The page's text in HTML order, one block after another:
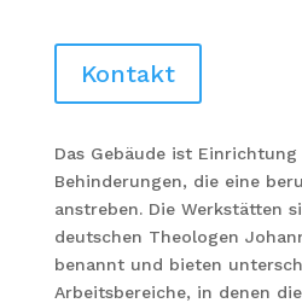
Kontakt
Das Gebäude ist
Behinderungen, die eine
anstreben. Die Werkstätten
deutschen Theologen
benannt und bieten
Arbeitsbereiche, in denen